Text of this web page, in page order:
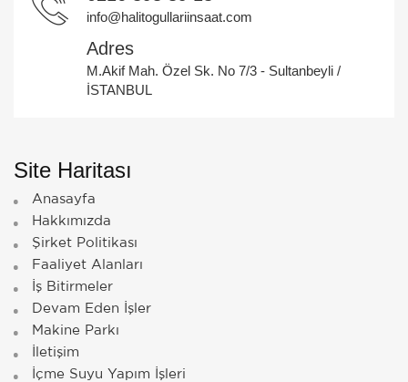
info@halitogullariinsaat.com
Adres
M.Akif Mah. Özel Sk. No 7/3 - Sultanbeyli /
İSTANBUL
Site Haritası
Anasayfa
Hakkımızda
Şirket Politikası
Faaliyet Alanları
İş Bitirmeler
Devam Eden İşler
Makine Parkı
İletişim
İçme Suyu Yapım İşleri